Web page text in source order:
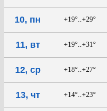
10, пн +19°..+29°
11, вт +19°..+31°
12, ср +18°..+27°
13, чт +14°..+23°